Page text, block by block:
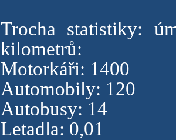
Trocha statistiky:
kilometrů:
Motorkáři: 1400
Automobily: 120
Autobusy: 14
Letadla: 0,01